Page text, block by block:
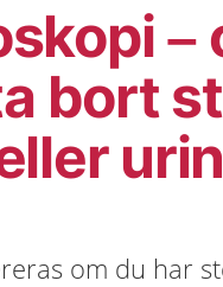
–
bort
om du har